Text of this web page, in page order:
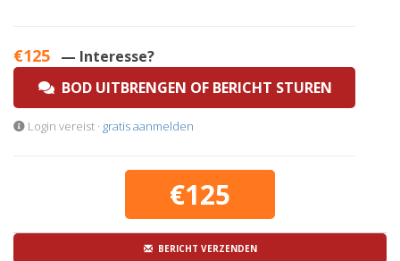
€125 — Interesse?
BOD UITBRENGEN OF BERICHT STUREN
Login vereist · gratis aanmelden
€125
BERICHT VERZENDEN